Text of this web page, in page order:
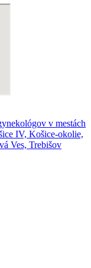
v mestách
IV, Košice-okolie,
Ves, Trebišov